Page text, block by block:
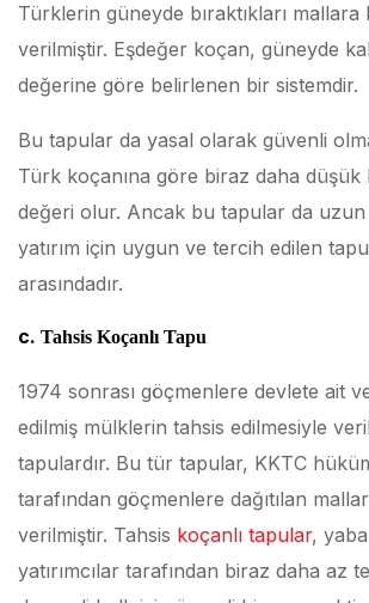
Türklerin güneyde bıraktıkları mallara
verilmiştir. Eşdeğer koçan, güneyde
değerine göre belirlenen bir sistemdir.
Bu tapular da yasal olarak güvenli
Türk koçanına göre biraz daha düşük
değeri olur. Ancak bu tapular da uzun
yatırım için uygun ve tercih edilen
arasındadır.
c. Tahsis Koçanlı Tapu
1974 sonrası göçmenlere devlete ait
edilmiş mülklerin tahsis edilmesiyle
tapulardır. Bu tür tapular, KKTC
tarafından göçmenlere dağıtılan
verilmiştir. Tahsis koçanlı tapular,
yatırımcılar tarafından biraz daha az